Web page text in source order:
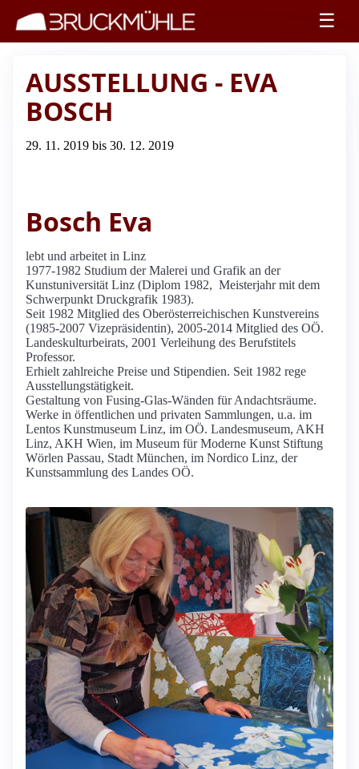
☰
AUSSTELLUNG - EVA
BOSCH
29. 11. 2019 bis 30. 12. 2019
Bosch Eva
lebt und arbeitet in Linz
1977-1982 Studium der Malerei und Grafik an der
Kunstuniversität Linz (Diplom 1982, Meisterjahr mit dem
Schwerpunkt Druckgrafik 1983).
Seit 1982 Mitglied des Oberösterreichischen Kunstvereins
(1985-2007 Vizepräsidentin), 2005-2014 Mitglied des OÖ.
Landeskulturbeirats, 2001 Verleihung des Berufstitels
Professor.
Erhielt zahlreiche Preise und Stipendien. Seit 1982 rege
Ausstellungstätigkeit.
Gestaltung von Fusing-Glas-Wänden für Andachtsräume.
Werke in öffentlichen und privaten Sammlungen, u.a. im
Lentos Kunstmuseum Linz, im OÖ. Landesmuseum, AKH
Linz, AKH Wien, im Museum für Moderne Kunst Stiftung
Wörlen Passau, Stadt München, im Nordico Linz, der
Kunstsammlung des Landes OÖ.